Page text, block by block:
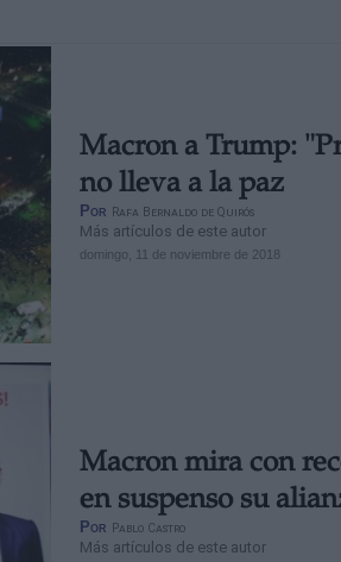
Macron a Trump:
no lleva a la paz
Por Rafa Bernaldo de Quirós
Más artículos de este autor
domingo, 11 de noviembre de 2018
Macron mira con
en suspenso su
Por Pablo Castro
Más artículos de este autor